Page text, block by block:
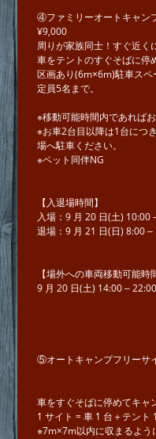
④ファミリーオートキャン
¥9,000
周りが家族同⼠！すぐ近く
⾞をテントのすぐそばに停
区画あり(6m×6m)駐⾞スペ
​​​​​​​定員5名まで。
※移動可能時間内であれば
※お車2台⽬以降は1台につ
場へ駐車ください。
※ペット同伴NG
【⼊退場時間】
⼊場：9 ⽉ 20 ⽇(⼟) 10:00
退場：9 ⽉ 21 ⽇(⽇) 8:00 ‒
【場外への⾞両移動可能時
9 ⽉ 20 ⽇(⼟) 14:00 ‒ 22:00
⑤オートキャンプフリーサ
⾞をすぐそばに停めてキャ
1 サイト = ⾞ 1 台＋テント
※7m×7m以内に収まるよう